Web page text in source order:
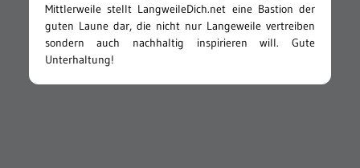
Mittlerweile stellt LangweileDich.net eine Bastion der
guten Laune dar, die nicht nur Langeweile vertreiben
sondern auch nachhaltig inspirieren will. Gute
Unterhaltung!